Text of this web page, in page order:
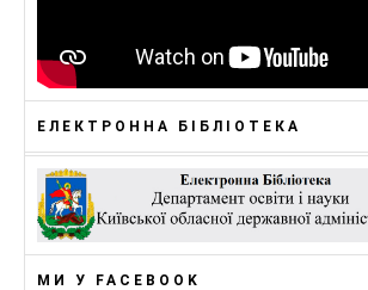
ЕЛЕКТРОННА БІБЛІОТЕКА
МИ У FACEBOOK